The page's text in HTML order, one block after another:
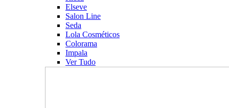
Elseve
Salon Line
Seda
Lola Cosméticos
Colorama
Impala
Ver Tudo